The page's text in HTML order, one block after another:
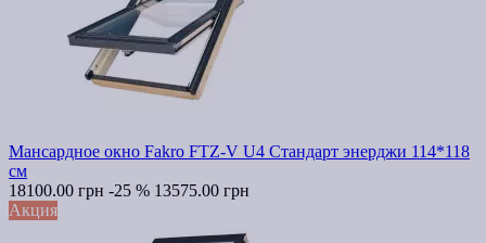
Мансардное окно Fakro FTZ-V U4 Стандарт энерджи 114*118
см
18100.00 грн -25 % 13575.00 грн
Акция